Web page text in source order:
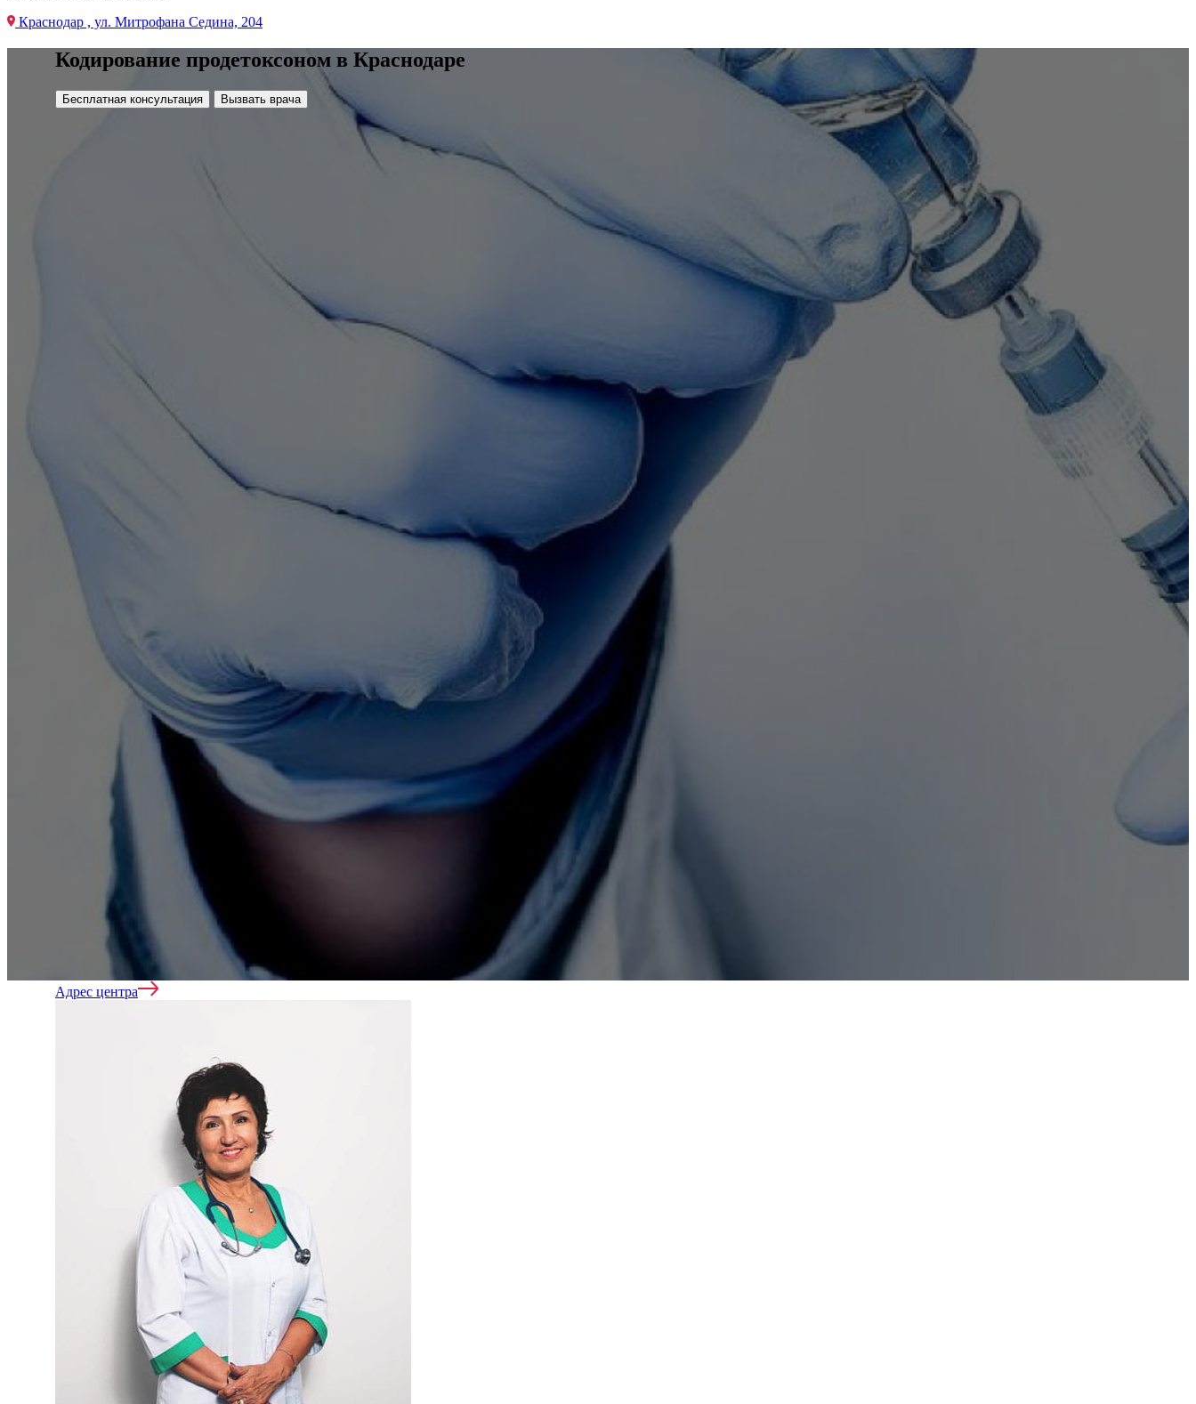
Краснодар , ул. Митрофана Седина, 204
Кодирование продетоксоном в Краснодаре
Бесплатная консультация Вызвать врача
Кодирование
Лечение зависимостей
Адрес центра